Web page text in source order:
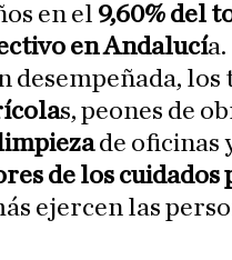
en el 9,60% del
en Andalucía.
desempeñada, los
s, peones de
de oficinas
de los cuidados
ejercen las